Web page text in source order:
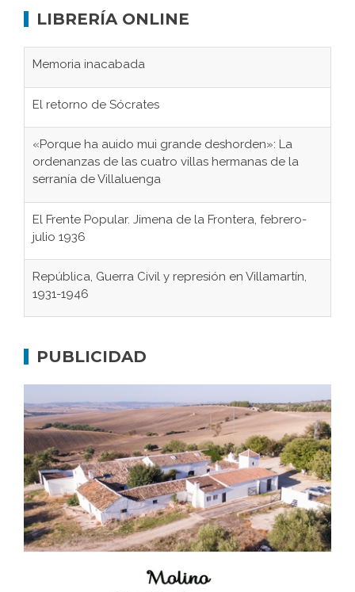
LIBRERÍA ONLINE
Memoria inacabada
El retorno de Sócrates
«Porque ha auido mui grande deshorden»: La
ordenanzas de las cuatro villas hermanas de la
serranía de Villaluenga
El Frente Popular. Jimena de la Frontera, febrero-
julio 1936
República, Guerra Civil y represión en Villamartín,
1931-1946
Don Perafán de Ribera y sus fundaciones de
Bornos
El Frente Popular. Ubrique, febrero-julio 1936
Juntar las letras. La alfabetización en el campo: del
afán de saber a la autogestión
Historia y vivencias del poblado de Los Hurones
PUBLICIDAD